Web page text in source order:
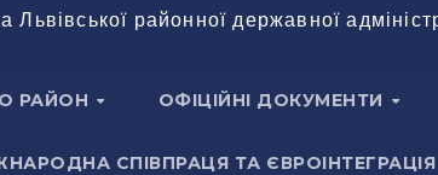
Львівської районної державної
РАЙОН ОФІЦІЙНІ ДОКУМЕНТИ
СПІВПРАЦЯ ТА ЄВРОІНТЕГРАЦІЯ